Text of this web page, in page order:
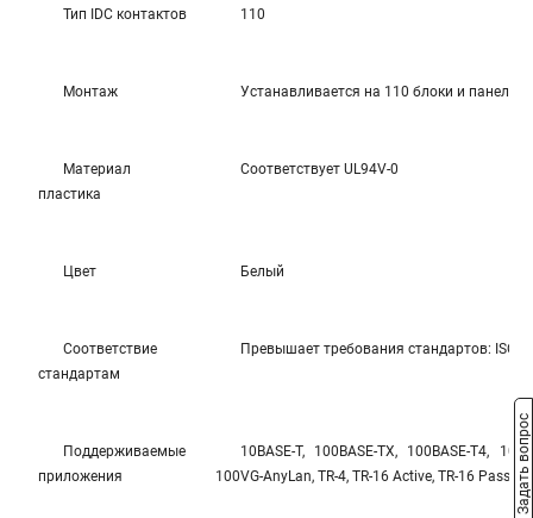
Тип IDC контактов 110
Монтаж Устанавливается на 110 блоки и панели
Материал
пластика
Соответствует UL94V-0
Цвет Белый
Соответствие
стандартам
Превышает требования стандартов: ISO/
Поддерживаемые
приложения
10BASE-T, 100BASE-TX, 100BASE-T4,
100VG-AnyLan, TR-4, TR-16 Active, TR-16 Passive
Задать вопрос